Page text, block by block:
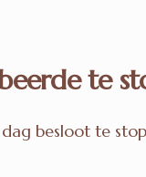
te
besloot te